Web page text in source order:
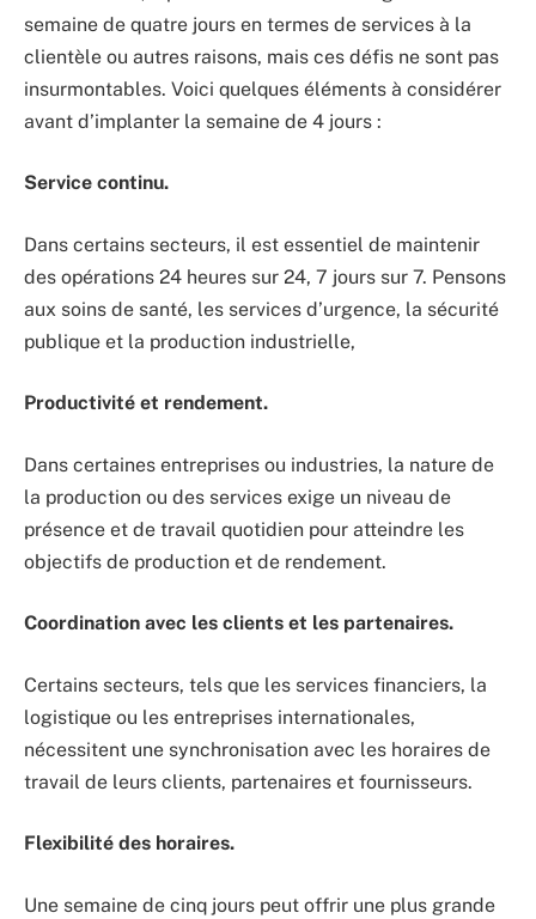
semaine de quatre jours en termes de services à la
clientèle ou autres raisons, mais ces défis ne sont pas
insurmontables. Voici quelques éléments à considérer
avant d’implanter la semaine de 4 jours :
Service continu.
Dans certains secteurs, il est essentiel de maintenir
des opérations 24 heures sur 24, 7 jours sur 7. Pensons
aux soins de santé, les services d’urgence, la sécurité
publique et la production industrielle,
Productivité et rendement.
Dans certaines entreprises ou industries, la nature de
la production ou des services exige un niveau de
présence et de travail quotidien pour atteindre les
objectifs de production et de rendement.
Coordination avec les clients et les partenaires.
Certains secteurs, tels que les services financiers, la
logistique ou les entreprises internationales,
nécessitent une synchronisation avec les horaires de
travail de leurs clients, partenaires et fournisseurs.
Flexibilité des horaires.
Une semaine de cinq jours peut offrir une plus grande